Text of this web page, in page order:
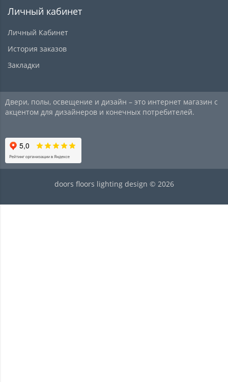
Личный кабинет
Личный Кабинет
История заказов
Закладки
Двери, полы, освещение и дизайн – это интернет магазин с
акцентом для дизайнеров и конечных потребителей.
doors floors lighting design © 2026